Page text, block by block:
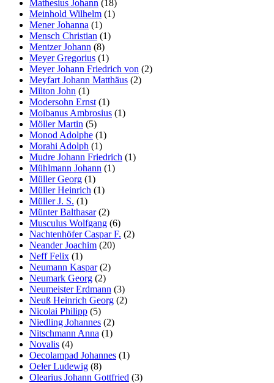
Mathesius Johann (18)
Meinhold Wilhelm (1)
Mener Johanna (1)
Mensch Christian (1)
Mentzer Johann (8)
Meyer Gregorius (1)
Meyer Johann Friedrich von (2)
Meyfart Johann Matthäus (2)
Milton John (1)
Modersohn Ernst (1)
Moibanus Ambrosius (1)
Möller Martin (5)
Monod Adolphe (1)
Morahi Adolph (1)
Mudre Johann Friedrich (1)
Mühlmann Johann (1)
Müller Georg (1)
Müller Heinrich (1)
Müller J. S. (1)
Münter Balthasar(2)
Musculus Wolfgang (6)
Nachtenhöfer Caspar F. (2)
Neander Joachim (20)
Neff Felix (1)
Neumann Kaspar(2)
Neumark Georg (2)
Neumeister Erdmann (3)
Neuß Heinrich Georg (2)
Nicolai Philipp (5)
Niedling Johannes (2)
Nitschmann Anna (1)
Novalis (4)
Oecolampad Johannes (1)
Oeler Ludewig (8)
Olearius Johann Gottfried (3)